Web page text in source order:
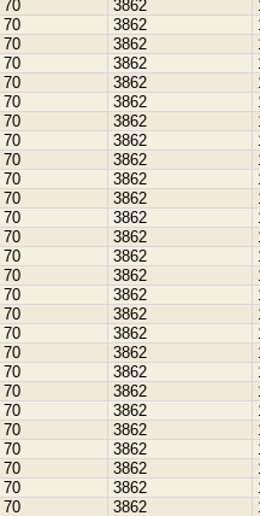
70 3862
70 3862
70 3862
70 3862
70 3862
70 3862
70 3862
70 3862
70 3862
70 3862
70 3862
70 3862
70 3862
70 3862
70 3862
70 3862
70 3862
70 3862
70 3862
70 3862
70 3862
70 3862
70 3862
70 3862
70 3862
70 3862
70 3862